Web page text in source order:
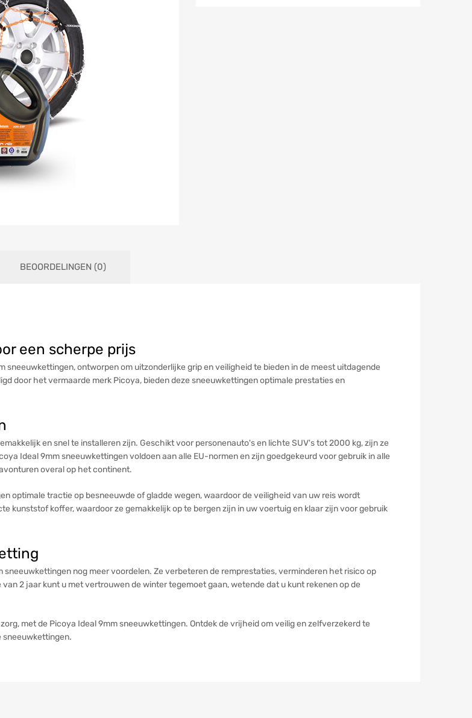
BEOORDELINGEN (0)
een scherpe prijs
ontworpen om uitzonderlijke grip en veiligheid te bieden in de meest uitdagende
door het vermaarde merk Picoya, bieden deze sneeuwkettingen optimale prestaties en
en snel te installeren zijn. Geschikt voor personenauto's en lichte SUV's tot 2000 kg, zijn ze
Ideal 9mm sneeuwkettingen voldoen aan alle EU-normen en zijn goedgekeurd voor gebruik in alle
overal op het continent.
optimale tractie op besneeuwde of gladde wegen, waardoor de veiligheid van uw reis wordt
kunststof koffer, waardoor ze gemakkelijk op te bergen zijn in uw voertuig en klaar zijn voor gebruik
nog meer voordelen. Ze verbeteren de remprestaties, verminderen het risico op
2 jaar kunt u met vertrouwen de winter tegemoet gaan, wetende dat u kunt rekenen op de
met de Picoya Ideal 9mm sneeuwkettingen. Ontdek de vrijheid om veilig en zelfverzekerd te
sneeuwkettingen.